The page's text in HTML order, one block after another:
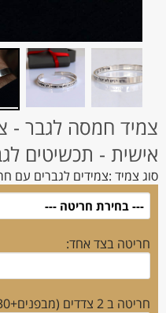
צמיד חמסה לגבר -
אישית - תכשיטים
סוג צמיד :צמידים לגברים עם
חריטה בצד אחד:
חריטה ב 2 צדדים (מבפנים+30 שייח):